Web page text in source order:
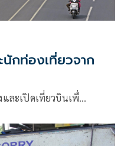
กท่องเที่ยวจาก
และเปิดเที่ยวบินเพื่…